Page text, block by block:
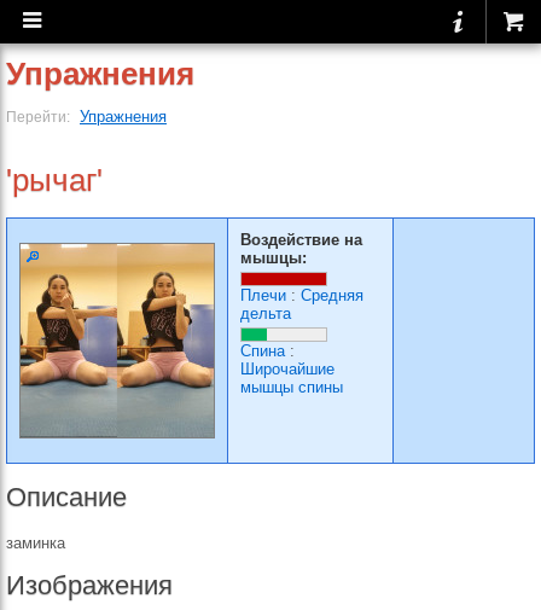
Упражнения
Перейти: Упражнения
'рычаг'
Воздействие на
мышцы:
Плечи : Средняя
дельта
Спина:
Широчайшие
мышцы спины
Описание
заминка
Изображения